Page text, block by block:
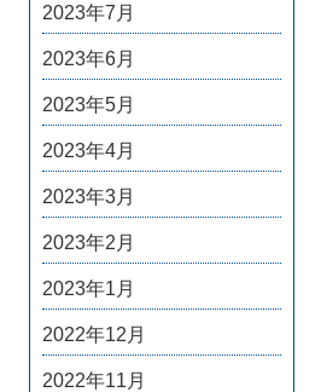
2023年7月
2023年6月
2023年5月
2023年4月
2023年3月
2023年2月
2023年1月
2022年12月
2022年11月